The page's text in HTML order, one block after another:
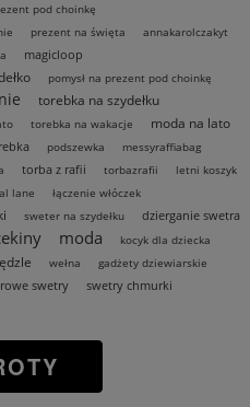
pod choinkę
prezent na święta
annakarolczakyt
magicloop
pomysł na prezent pod choinkę
torebka na szydełku
torebka na wakacje moda na lato
podszewka
messyraffiabag
torba z rafii torbazrafii letni koszyk
lane łączenie włóczek
sweter na szydełku dzierganie swetra
moda
kocyk dla dziecka
wełna
gadżety dziewiarskie
swetry swetry chmurki